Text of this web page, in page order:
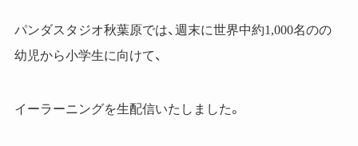
パンダスタジオ秋葉原では、週末に世界中約1,000名のの
幼児から小学生に向けて、
イーラーニングを生配信いたしました。